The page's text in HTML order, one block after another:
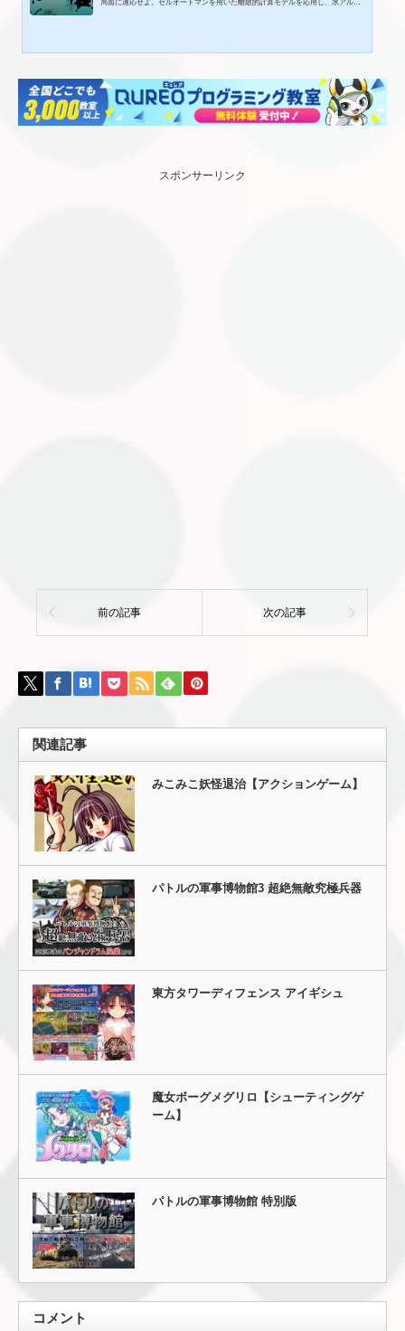
局面に適応せよ。セルオートマンを用いた離散的計算モデルを応用し、水アルゴ
した方におすすめ
スポンサーリンク
前の記事 次の記事
関連記事
みこみこ妖怪退治【アクションゲーム】
パトルの軍事博物館3 超絶無敵究極兵器
東方タワーディフェンス アイギシュ
魔女ボーグメグリロ【シューティングゲ
ーム】
パトルの軍事博物館 特別版
コメント